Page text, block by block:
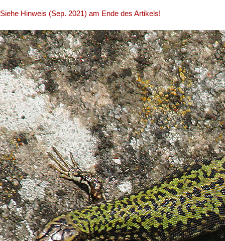
Siehe Hinweis (Sep. 2021) am Ende des Artikels!